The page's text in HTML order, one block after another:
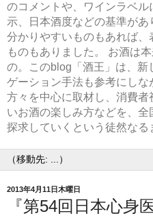
のコメントや、ワインラベ
示、日本酒度などの基準が
分かりやすいものもあれば
ものもありました。 お酒は
の。このblog「酒王」は、
ゲーション手法も参考にし
方々を中心に取材し、消費
いお酒の楽しみ方などを、
探求していくという徒然なる
2013年4月11日木曜日
『第54回日本心身